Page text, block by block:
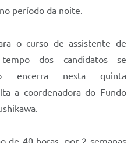
período da noite.
o curso de assistente de
dos candidatos se
encerra nesta quinta
a coordenadora do Fundo